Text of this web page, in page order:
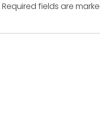
Required fields are